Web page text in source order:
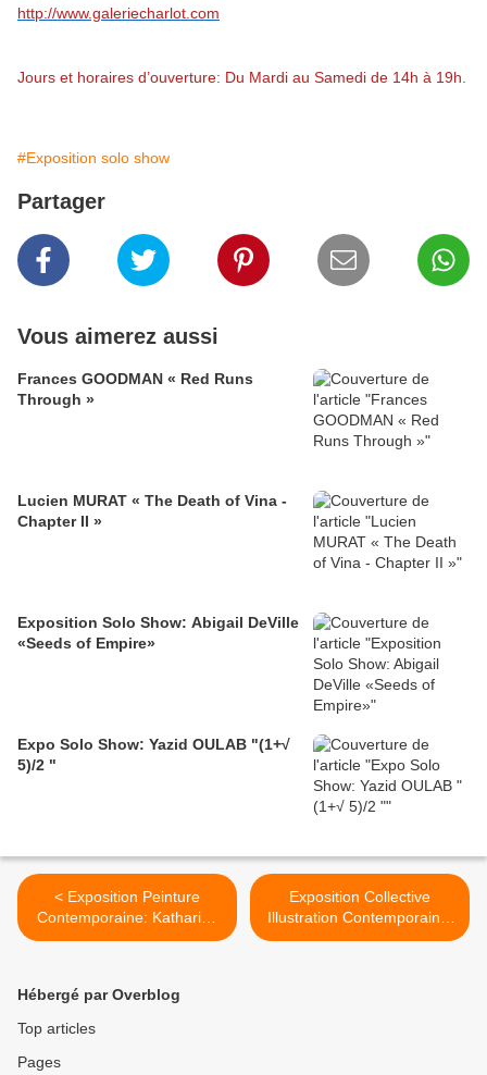
http://www.galeriecharlot.com
Jours et horaires d’ouverture: Du Mardi au Samedi de 14h à 19h.
#Exposition solo show
Partager
Vous aimerez aussi
Frances GOODMAN « Red Runs
Through »
Lucien MURAT « The Death of Vina -
Chapter II »
Exposition Solo Show: Abigail DeVille
«Seeds of Empire»
Expo Solo Show: Yazid OULAB "(1+√
5)/2 "
< Exposition Peinture
Contemporaine: Katharina
ZIEMKE « La lune, comme
Exposition Collective
Illustration Contemporaine:
HEY! Gallery Show #2 >
Hébergé par Overblog
Top articles
Pages